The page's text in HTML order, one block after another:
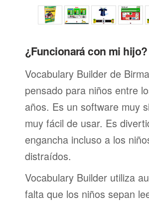
¿Funcionará con mi hijo?
Vocabulary Builder de
pensado para niños entre
años. Es un software muy
muy fácil de usar. Es
engancha incluso a los
distraídos.
Vocabulary Builder utiliza
falta que los niños sepan